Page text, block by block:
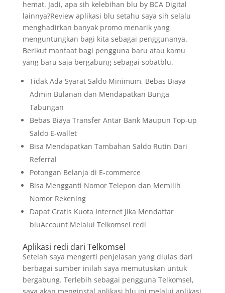
hemat. Jadi, apa sih kelebihan blu by BCA Digital
lainnya?Review aplikasi blu setahu saya sih selalu
menghadirkan banyak promo menarik yang
menguntungkan bagi kita sebagai penggunanya.
Berikut manfaat bagi pengguna baru atau kamu
yang baru saja bergabung sebagai sobatblu.
Tidak Ada Syarat Saldo Minimum, Bebas Biaya
Admin Bulanan dan Mendapatkan Bunga
Tabungan
Bebas Biaya Transfer Antar Bank Maupun Top-up
Saldo E-wallet
Bisa Mendapatkan Tambahan Saldo Rutin Dari
Referral
Potongan Belanja di E-commerce
Bisa Mengganti Nomor Telepon dan Memilih
Nomor Rekening
Dapat Gratis Kuota Internet Jika Mendaftar
bluAccount Melalui Telkomsel redi
Aplikasi redi dari Telkomsel
Setelah saya mengerti penjelasan yang diulas dari
berbagai sumber inilah saya memutuskan untuk
bergabung. Terlebih sebagai pengguna Telkomsel,